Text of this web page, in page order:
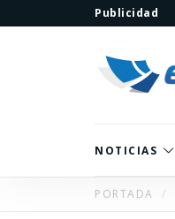
Publicidad
NOTICIAS
PORTADA